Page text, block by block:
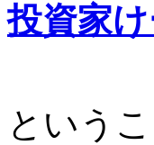
投資家
という